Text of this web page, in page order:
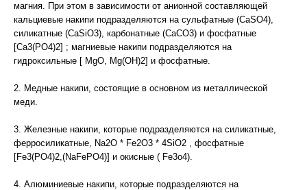
магния. При этом в зависимости от анионной составляющей
кальциевые накипи подразделяются на сульфатные (CaSO4),
силикатные (CaSiO3), карбонатные (CaCO3) и фосфатные
[Ca3(PO4)2] ; магниевые накипи подразделяются на
гидроксильные [ MgO, Mg(OH)2] и фосфатные.
2. Медные накипи, состоящие в основном из металлической
меди.
3. Железные накипи, которые подразделяются на силикатные,
ферросиликатные, Na2O * Fe2O3 * 4SiO2 , фосфатные
[Fe3(PO4)2,(NaFePO4)] и окисные ( Fe3o4).
4. Алюминиевые накипи, которые подразделяются на